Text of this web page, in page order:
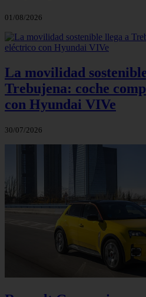
01/08/2026
La movilidad
Trebujena: coche
con Hyundai VIVe
30/07/2026